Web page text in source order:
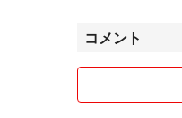
⭐️商品に関して
商品名を間違え
した。商品名と
れる時は購入前
コメント